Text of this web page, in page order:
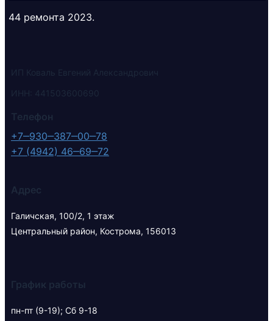
44 ремонта 2023.
ИП Коваль Евгений Александрович
ИНН: 441503600690
Телефон
+7‒930‒387‒00‒78
+7 (4942) 46‒69‒72
Адрес
Галичская, 100/2​, 1 этаж
Центральный район, Кострома, 156013
График работы
пн-пт (9-19); ​Сб 9-18